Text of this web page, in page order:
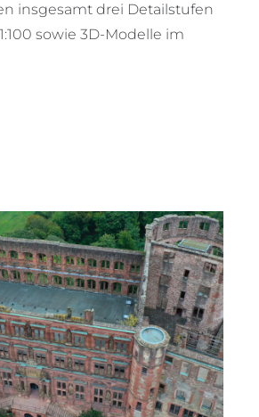
insgesamt drei Detailstufen
sowie 3D-Modelle im